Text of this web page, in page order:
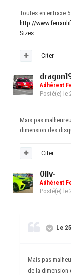
Toutes en entraxe 5
http://
Sizes
Citer
Adhérent
Posté(e) le
Mais pas
dimension des
Citer
Oliv•
Adhérent
Posté(e) le
Le
Mais pas
de la dimension